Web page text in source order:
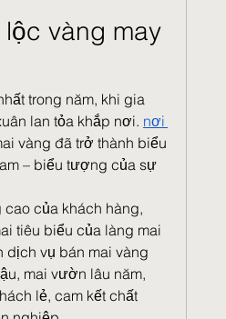
vàng may
trong năm, khi gia
lan tỏa khắp nơi. nơi
vàng đã trở thành biểu
– biểu tượng của sự
của khách hàng,
tiêu biểu của làng mai
dịch vụ bán mai vàng
mai vườn lâu năm,
lẻ, cam kết chất